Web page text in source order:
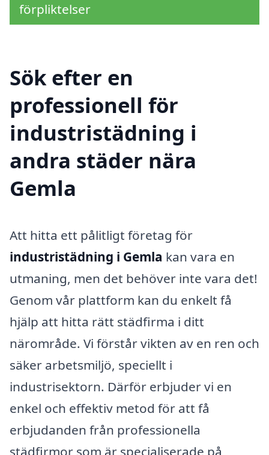
förpliktelser
Sök efter en
professionell för
industristädning i
andra städer nära
Gemla
Att hitta ett pålitligt företag för
industristädning i Gemla kan vara en
utmaning, men det behöver inte vara det!
Genom vår plattform kan du enkelt få
hjälp att hitta rätt städfirma i ditt
närområde. Vi förstår vikten av en ren och
säker arbetsmiljö, speciellt i
industrisektorn. Därför erbjuder vi en
enkel och effektiv metod för att få
erbjudanden från professionella
städfirmor som är specialiserade på